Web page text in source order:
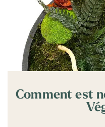
Comment est